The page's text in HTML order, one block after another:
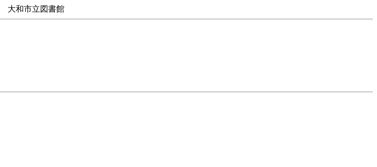
大和市立図書館